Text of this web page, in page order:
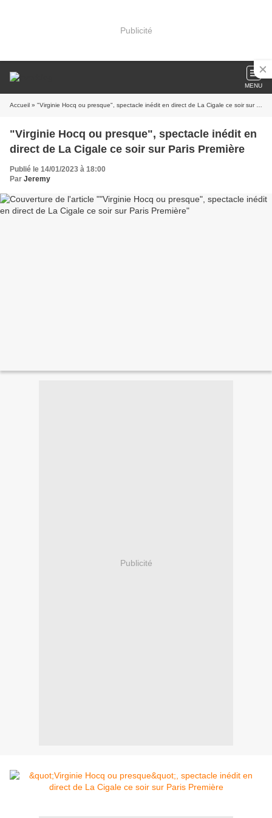
Publicité
MENU
Accueil » "Virginie Hocq ou presque", spectacle inédit en direct de La Cigale ce soir sur Paris Première
"Virginie Hocq ou presque", spectacle inédit en
direct de La Cigale ce soir sur Paris Première
Publié le 14/01/2023 à 18:00
Par Jeremy
Publicité